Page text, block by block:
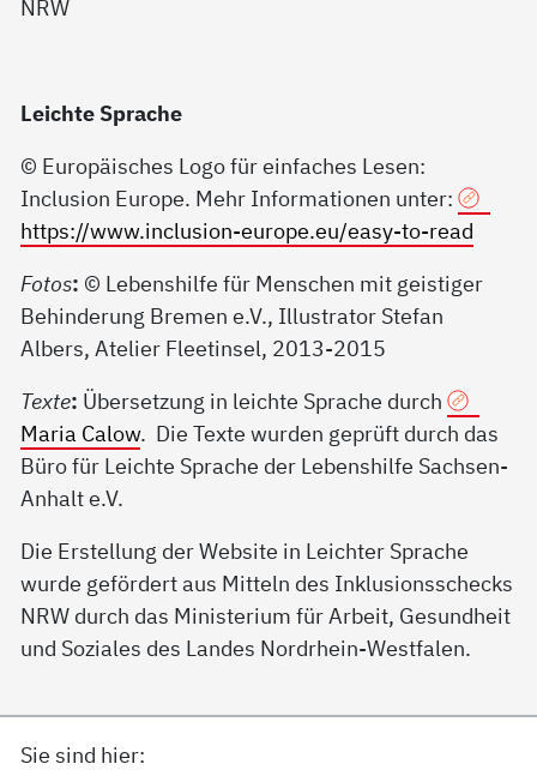
Leichte Sprache
© Europäisches Logo für einfaches Lesen:
Inclusion Europe. Mehr Informationen unter:
https://www.inclusion-europe.eu/easy-to-read
Fotos: © Lebenshilfe für Menschen mit geistiger
Behinderung Bremen e.V., Illustrator Stefan
Albers, Atelier Fleetinsel, 2013-2015
Texte: Übersetzung in leichte Sprache durch
Maria Calow. Die Texte wurden geprüft durch das
Büro für Leichte Sprache der Lebenshilfe Sachsen-
Anhalt e.V.
Die Erstellung der Website in Leichter Sprache
wurde gefördert aus Mitteln des Inklusionsschecks
NRW durch das Ministerium für Arbeit, Gesundheit
und Soziales des Landes Nordrhein-Westfalen.
Sie sind hier: